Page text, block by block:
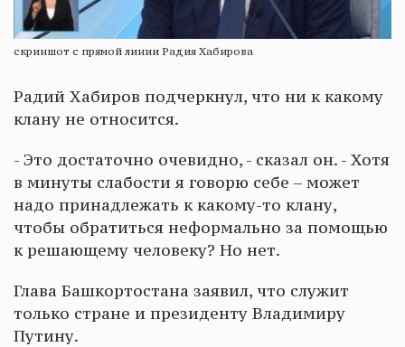
скриншот с прямой линии Радия Хабирова
Радий Хабиров подчеркнул, что ни к какому
клану не относится.
- Это достаточно очевидно, - сказал он. - Хотя
в минуты слабости я говорю себе – может
надо принадлежать к какому-то клану,
чтобы обратиться неформально за помощью
к решающему человеку? Но нет.
Глава Башкортостана заявил, что служит
только стране и президенту Владимиру
Путину.